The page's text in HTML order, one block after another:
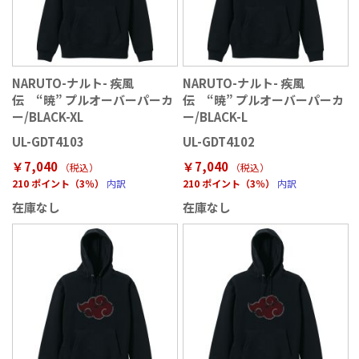
NARUTO-ナルト- 疾風
伝 “暁” プルオーバーパーカ
ー/BLACK-XL
UL-GDT4103
￥7,040
（税込）
210 ポイント（3％）
内訳
在庫なし
NARUTO-ナルト- 疾風
伝 “暁” プルオーバーパーカ
ー/BLACK-L
UL-GDT4102
￥7,040
（税込）
210 ポイント（3％）
内訳
在庫なし